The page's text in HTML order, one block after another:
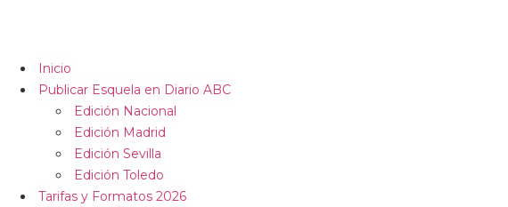
Inicio
Publicar Esquela en Diario ABC
Edición Nacional
Edición Madrid
Edición Sevilla
Edición Toledo
Tarifas y Formatos 2026